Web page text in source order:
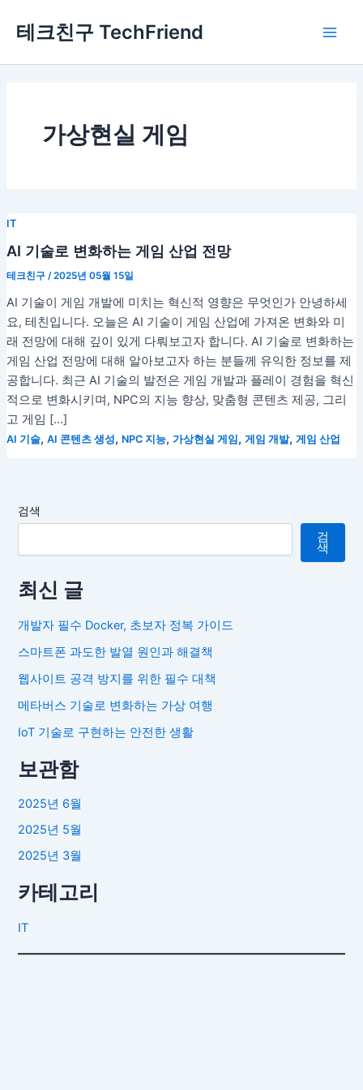
로
테크친구 TechFriend
가상현실 게임
IT
AI 기술로 변화하는 게임 산업 전망
테크친구 /2025년 05월 15일
AI 기술이 게임 개발에 미치는 혁신적 영향은 무엇인가 안녕하세
요, 테친입니다. 오늘은 AI 기술이 게임 산업에 가져온 변화와 미
래 전망에 대해 깊이 있게 다뤄보고자 합니다. AI 기술로 변화하는
게임 산업 전망에 대해 알아보고자 하는 분들께 유익한 정보를 제
공합니다. 최근 AI 기술의 발전은 게임 개발과 플레이 경험을 혁신
적으로 변화시키며, NPC의 지능 향상, 맞춤형 콘텐츠 제공, 그리
고 게임 […]
AI 기술, AI 콘텐츠 생성, NPC 지능, 가상현실 게임 , 게임 개발, 게임 산업
검색
검
색
최신 글
개발자 필수 Docker, 초보자 정복 가이드
스마트폰 과도한 발열 원인과 해결책
웹사이트 공격 방지를 위한 필수 대책
메타버스 기술로 변화하는 가상 여행
IoT 기술로 구현하는 안전한 생활
보관함
2025년 6월
2025년 5월
2025년 3월
카테고리
IT